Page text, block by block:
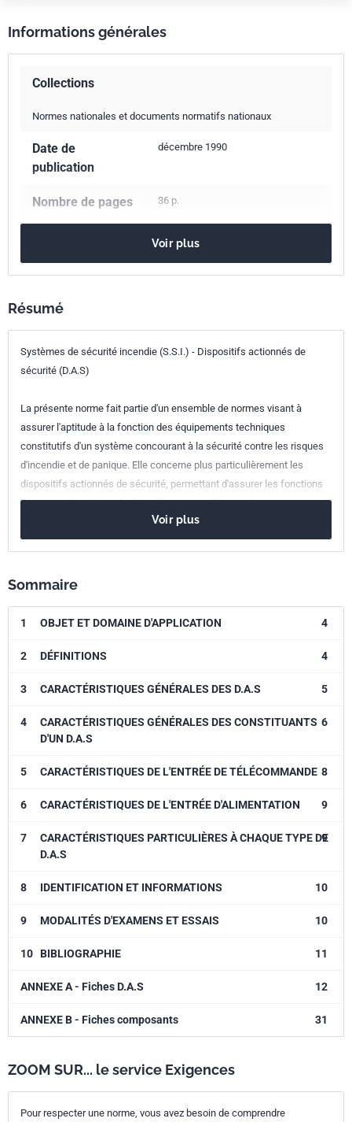
Informations générales
Collections
Normes nationales et documents normatifs nationaux
Date de
publication
décembre 1990
Nombre de pages 36 p.
Codes ICS
13.220.20
classement
Voir plus
Résumé
Systèmes de sécurité incendie (S.S.I.) - Dispositifs actionnés de
sécurité (D.A.S)
La présente norme fait partie d'un ensemble de normes visant à
assurer l'aptitude à la fonction des équipements techniques
constitutifs d'un système concourant à la sécurité contre les risques
d'incendie et de panique. Elle concerne plus particulièrement les
dispositifs actionnés de sécurité, permettant d'assurer les fonctions
de compartimentage, de désenfumage ou d'évacuation.
Voir plus
Sommaire
1 OBJET ET DOMAINE D'APPLICATION 4
2 DÉFINITIONS 4
3 CARACTÉRISTIQUES GÉNÉRALES DES D.A.S 5
4
CARACTÉRISTIQUES GÉNÉRALES DES CONSTITUANTS
D'UN D.A.S
6
5 CARACTÉRISTIQUES DE L'ENTRÉE DE TÉLÉCOMMANDE 8
6 CARACTÉRISTIQUES DE L'ENTRÉE D'ALIMENTATION 9
7
CARACTÉRISTIQUES PARTICULIÈRES À CHAQUE TYPE DE
D.A.S
9
8 IDENTIFICATION ET INFORMATIONS 10
9 MODALITÉS D'EXAMENS ET ESSAIS 10
10 BIBLIOGRAPHIE 11
ANNEXE A - Fiches D.A.S 12
ANNEXE B - Fiches composants 31
ZOOM SUR... le service Exigences
Pour respecter une norme, vous avez besoin de comprendre